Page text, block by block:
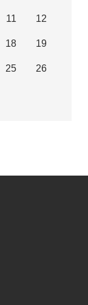
11 12
18 19
25 26